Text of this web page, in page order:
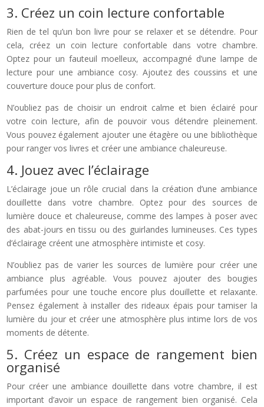
3. Créez un coin lecture confortable
Rien de tel qu’un bon livre pour se relaxer et se détendre. Pour
cela, créez un coin lecture confortable dans votre chambre.
Optez pour un fauteuil moelleux, accompagné d’une lampe de
lecture pour une ambiance cosy. Ajoutez des coussins et une
couverture douce pour plus de confort.
N’oubliez pas de choisir un endroit calme et bien éclairé pour
votre coin lecture, afin de pouvoir vous détendre pleinement.
Vous pouvez également ajouter une étagère ou une bibliothèque
pour ranger vos livres et créer une ambiance chaleureuse.
4. Jouez avec l’éclairage
L’éclairage joue un rôle crucial dans la création d’une ambiance
douillette dans votre chambre. Optez pour des sources de
lumière douce et chaleureuse, comme des lampes à poser avec
des abat-jours en tissu ou des guirlandes lumineuses. Ces types
d’éclairage créent une atmosphère intimiste et cosy.
N’oubliez pas de varier les sources de lumière pour créer une
ambiance plus agréable. Vous pouvez ajouter des bougies
parfumées pour une touche encore plus douillette et relaxante.
Pensez également à installer des rideaux épais pour tamiser la
lumière du jour et créer une atmosphère plus intime lors de vos
moments de détente.
5. Créez un espace de rangement bien
organisé
Pour créer une ambiance douillette dans votre chambre, il est
important d’avoir un espace de rangement bien organisé. Cela